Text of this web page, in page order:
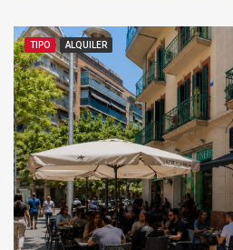
TIPO ALQUILER